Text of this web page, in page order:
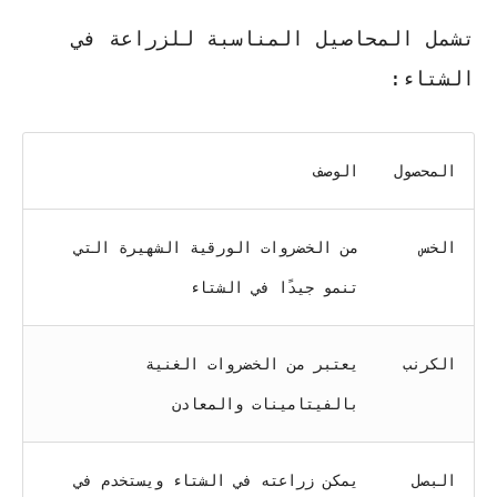
تشمل المحاصيل المناسبة للزراعة في
الشتاء:
المحصول الوصف
الخس من الخضروات الورقية الشهيرة التي
تنمو جيدًا في الشتاء
الكرنب يعتبر من الخضروات الغنية
بالفيتامينات والمعادن
البصل يمكن زراعته في الشتاء ويستخدم في